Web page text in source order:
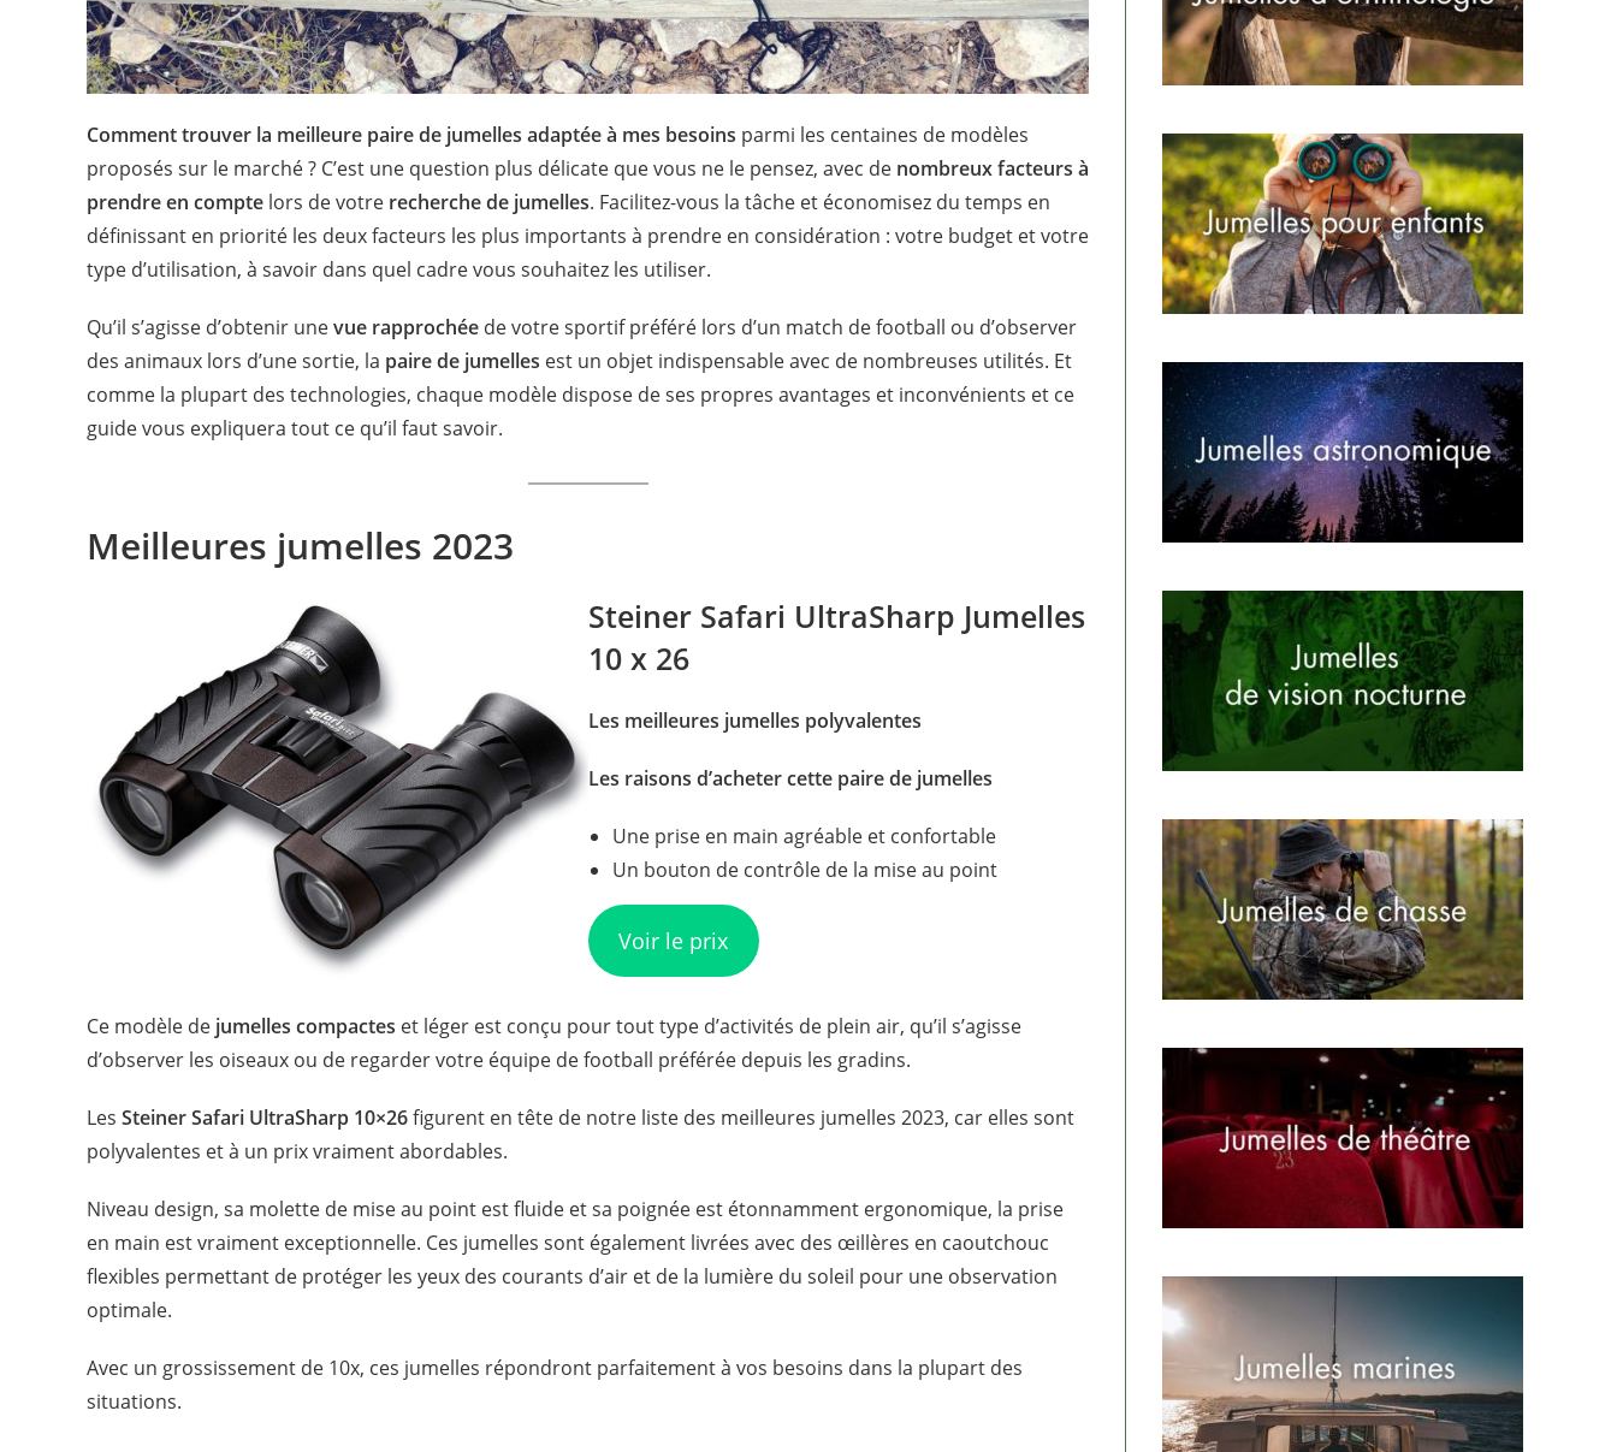
Comment trouver la meilleure paire de jumelles adaptée à mes besoins parmi les centaines de modèles
proposés sur le marché ? C’est une question plus délicate que vous ne le pensez, avec de nombreux facteurs à
prendre en compte lors de votre recherche de jumelles. Facilitez-vous la tâche et économisez du temps en
définissant en priorité les deux facteurs les plus importants à prendre en considération : votre budget et votre
type d’utilisation, à savoir dans quel cadre vous souhaitez les utiliser.
Qu’il s’agisse d’obtenir unevue rapprochée de votre sportif préféré lors d’un match de football ou d’observer
des animaux lors d’une sortie, la paire de jumelles est un objet indispensable avec de nombreuses utilités. Et
comme la plupart des technologies, chaque modèle dispose de ses propres avantages et inconvénients et ce
guide vous expliquera tout ce qu’il faut savoir.
Meilleures jumelles 2023
Steiner Safari UltraSharp Jumelles
10 x 26
Les meilleures jumelles polyvalentes
Les raisons d’acheter cette paire de jumelles
Une prise en main agréable et confortable
Un bouton de contrôle de la mise au point
Voir le prix
Ce modèle de jumelles compactes et léger est conçu pour tout type d’activités de plein air, qu’il s’agisse
d’observer les oiseaux ou de regarder votre équipe de football préférée depuis les gradins.
Les Steiner Safari UltraSharp 10×26figurent en tête de notre liste des meilleures jumelles 2023, car elles sont
polyvalentes et à un prix vraiment abordables.
Niveau design, sa molette de mise au point est fluide et sa poignée est étonnamment ergonomique, la prise
en main est vraiment exceptionnelle. Ces jumelles sont également livrées avec des œillères en caoutchouc
flexibles permettant de protéger les yeux des courants d’air et de la lumière du soleil pour une observation
optimale.
Avec un grossissement de 10x, ces jumelles répondront parfaitement à vos besoins dans la plupart des
situations.